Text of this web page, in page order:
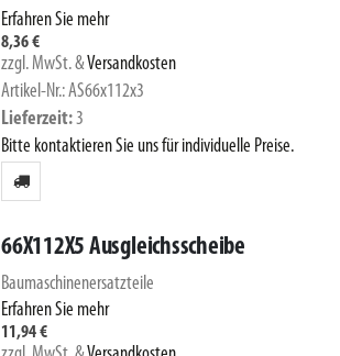
Erfahren Sie mehr
8,36 €
zzgl. MwSt.&Versandkosten
Artikel-Nr.: AS66x112x3
Lieferzeit 3
Bitte kontaktieren Sie uns für individuelle Preise.
66X112X5 Ausgleichsscheibe
Baumaschinenersatzteile
Erfahren Sie mehr
11,94 €